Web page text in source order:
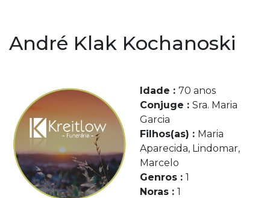
André Klak Kochanoski
Idade : 70 anos
Conjuge : Sra. Maria
Garcia
Filhos(as) : Maria
Aparecida, Lindomar,
Marcelo
Genros : 1
Noras : 1